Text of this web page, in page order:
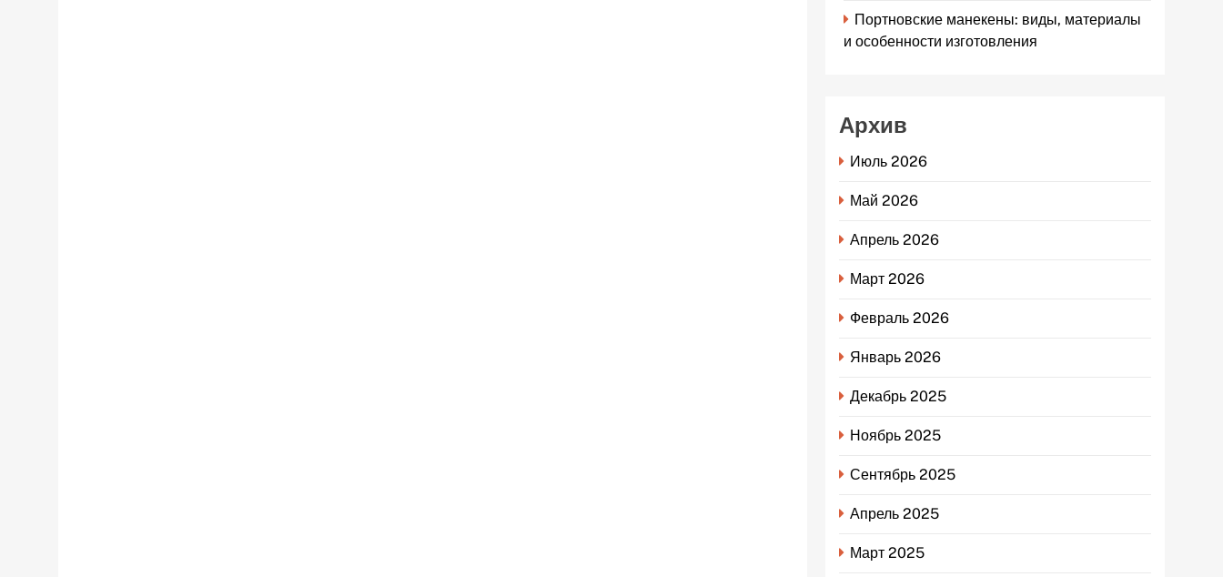
Портновские манекены: виды, материалы
и особенности изготовления
Архив
Июль 2026
Май 2026
Апрель 2026
Март 2026
Февраль 2026
Январь 2026
Декабрь 2025
Ноябрь 2025
Сентябрь 2025
Апрель 2025
Март 2025